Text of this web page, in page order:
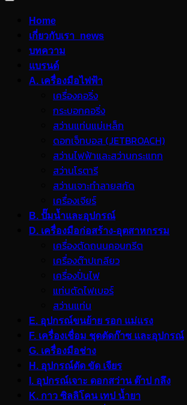
Home
เกี่ยวกับเรา_news
บทความ
แบรนด์
A. เครื่องมือไฟฟ้า
เครื่องคอริ่ง
กระบอกคอริ่ง
สว่านแท่นแม่เหล็ก
ดอกเจ็ทบอส (JETBROACH)
สว่านไฟฟ้าและสว่านกระแทก
สว่านโรตารี
สว่านเจาะทำลายสกัด
เครื่องเจียร์
B. ปั๊มน้ำและอุปกรณ์
D. เครื่องมือก่อสร้าง-อุตสาหกรรม
เครื่องตัดถนนคอนกรีต
เครื่องต๊าปเกลียว
เครื่องปั่นไฟ
แท่นตัดไฟเบอร์
สว่านแท่น
E. อุปกรณ์ขนย้าย รอก แม่แรง
F. เครื่องเชื่อม ชุดตัดก๊าซ และอุปกรณ์
G. เครื่องมือช่าง
H. อุปกรณ์ตัด ขัด เจียร
I. อุปกรณ์เจาะ ดอกสว่าน ต๊าป กลึง
K. กาว ซิลลิโคน เทป น้ำยา